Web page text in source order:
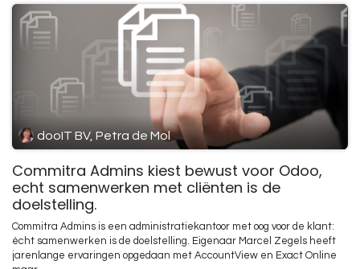
dooIT BV, Petra de Mol
Commitra Admins kiest bewust voor Odoo,
echt samenwerken met cliënten is de
doelstelling.
Commitra Admins is een administratiekantoor met oog voor de klant:
écht samenwerken is de doelstelling. Eigenaar Marcel Zegels heeft
jarenlange ervaringen opgedaan met AccountView en Exact Online